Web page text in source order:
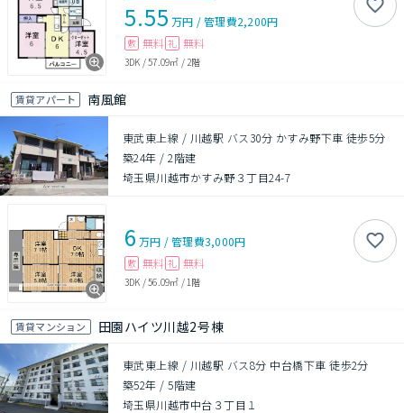
5.55 万円 /管理費2,200円
敷 無料 礼 無料
3DK /57.09㎡ /2階
賃貸アパート 南風館
東武東上線 / 川越駅 バス30分 かすみ野下車 徒歩5分
築24年 /2階建
埼玉県川越市かすみ野３丁目24-7
6 万円 /管理費3,000円
敷 無料 礼 無料
3DK /56.09㎡ / 1階
賃貸マンション 田園ハイツ川越2号棟
東武東上線 / 川越駅 バス8分 中台橋下車 徒歩2分
築52年 /5階建
埼玉県川越市中台３丁目１